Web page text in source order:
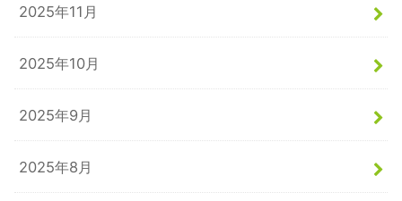
2025年11月
2025年10月
2025年9月
2025年8月